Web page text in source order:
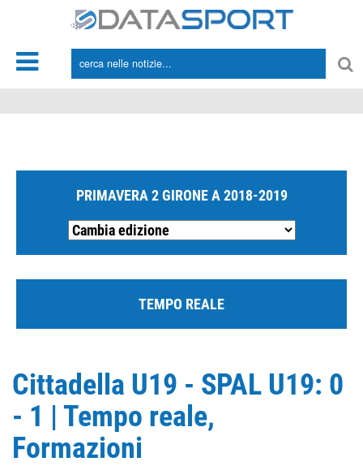
PRIMAVERA 2 GIRONE A 2018-2019
TEMPO REALE
Cittadella U19 - SPAL U19: 0
- 1 | Tempo reale,
Formazioni